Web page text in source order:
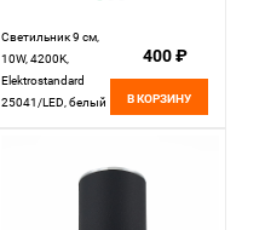
Светильник 9 см,
10W, 4200K,
Elektrostandard
25041/LED, белый
400 ₽
В КОРЗИНУ